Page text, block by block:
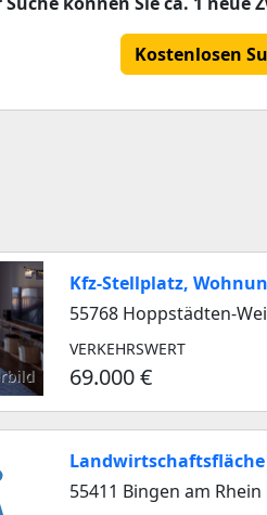
Kostenlosen
Kfz-Stellplatz,
55768 Hoppstädten-
VERKEHRSWERT
69.000 €
Landwirtschaftsfläche
55411 Bingen am Rhein